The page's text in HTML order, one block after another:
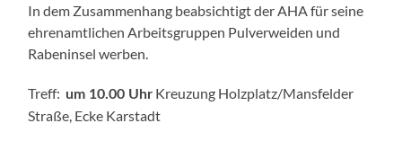
In dem Zusammenhang beabsichtigt der AHA für seine
ehrenamtlichen Arbeitsgruppen Pulverweiden und
Rabeninsel werben.
Treff: um 10.00 Uhr Kreuzung Holzplatz/Mansfelder
Straße, Ecke Karstadt